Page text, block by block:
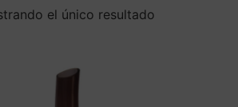
el único resultado